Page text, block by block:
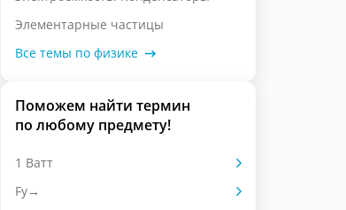
Элементарные частицы
Все темы по физике
Поможем найти термин
по любому предмету!
1 Ватт
Fy→